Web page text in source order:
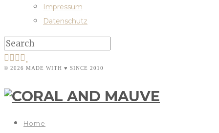
Impressum
Datenschutz
© 2026 MADE WITH ♥ SINCE 2010
Home